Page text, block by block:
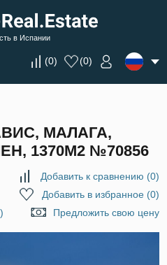
в Испании
(0) (0)
МАЛАГА,
1370М2 №70856
Добавить к сравнению (0)
Добавить в избранное(0)
Предложить свою цену